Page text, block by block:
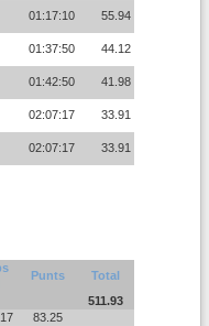
01:17:10 55.94
01:37:50 44.12
01:42:50 41.98
02:07:17 33.91
02:07:17 33.91
Punts
Total
511.93
83.25